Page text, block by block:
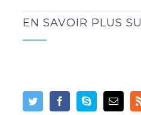
EN SAVOIR PLUS